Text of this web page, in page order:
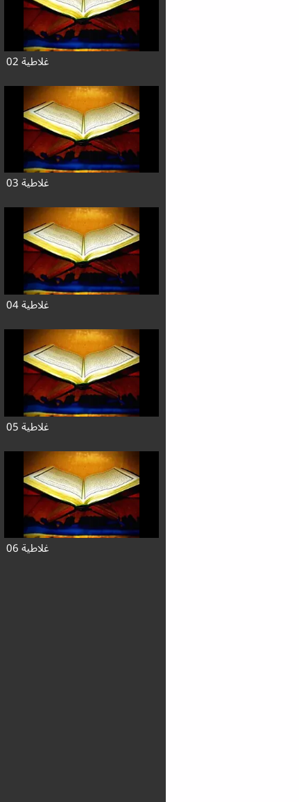
غلاطية 02
غلاطية 03
غلاطية 04
غلاطية 05
غلاطية 06